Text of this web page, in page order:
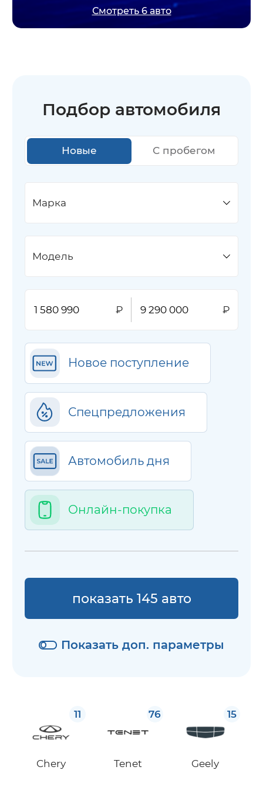
Смотреть 6 авто
Подбор автомобиля
Новые С пробегом
Марка
Модель
Новое поступление
Спецпредложения
Автомобиль дня
Онлайн-покупка
Показать доп. параметры
показать 145 авто
11
Chery
76
Tenet
15
Geely